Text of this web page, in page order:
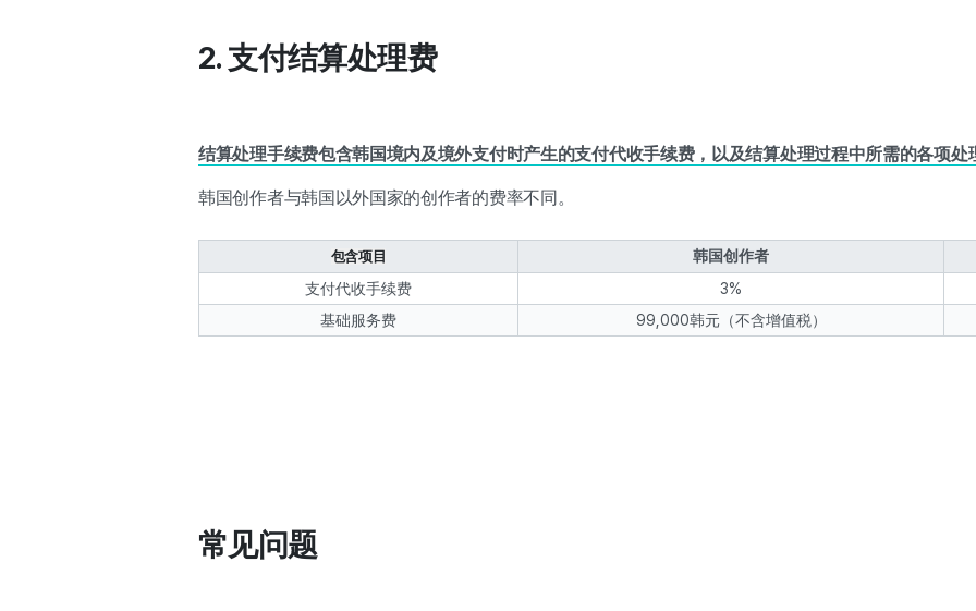
2. 支付结算处理费
结算处理手续费包含韩国境内及境外支付时产生的支付代收手续费，以及结算处理过程中所需的各项处
韩国创作者与韩国以外国家的创作者的费率不同。
包含项目 韩国创作者
支付代收手续费
3%
基础服务费
99,000韩元（不含增值税）
常见问题